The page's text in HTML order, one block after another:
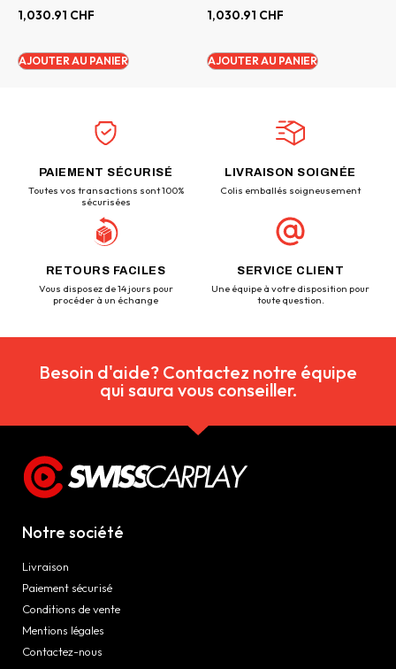
1,030.91 CHF
AJOUTER AU PANIER
1,030.91 CHF
AJOUTER AU PANIER
PAIEMENT SÉCURISÉ
Toutes vos transactions sont 100%
sécurisées
LIVRAISON SOIGNÉE
Colis emballés soigneusement
RETOURS FACILES
Vous disposez de 14 jours pour
procéder à un échange
SERVICE CLIENT
Une équipe à votre disposition pour
toute question.
Besoin d'aide? Contactez notre équipe
qui saura vous conseiller.
Notre société
Livraison
Paiement sécurisé
Conditions de vente
Mentions légales
Contactez-nous